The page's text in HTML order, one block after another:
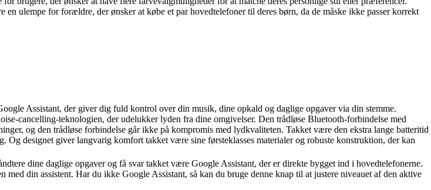
ulempe for forældre, der ønsker at købe et par hovedtelefoner til deres børn, da de måske ikke passer korrekt
Assistant, der giver dig fuld kontrol over din musik, dine opkald og daglige opgaver via din stemme.
cancelling-teknologien, der udelukker lyden fra dine omgivelser. Den trådløse Bluetooth-forbindelse med
og den trådløse forbindelse går ikke på kompromis med lydkvaliteten. Takket være den ekstra lange batteritid
Og designet giver langvarig komfort takket være sine førsteklasses materialer og robuste konstruktion, der kan
dine daglige opgaver og få svar takket være Google Assistant, der er direkte bygget ind i hovedtelefonerne.
din assistent. Har du ikke Google Assistant, så kan du bruge denne knap til at justere niveauet af den aktive